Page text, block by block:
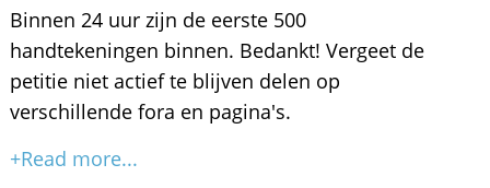
Binnen 24 uur zijn de eerste 500
handtekeningen binnen. Bedankt! Vergeet de
petitie niet actief te blijven delen op
verschillende fora en pagina's.
+Read more...